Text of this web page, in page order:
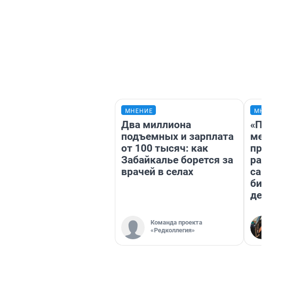
МНЕНИЕ
Два миллиона
подъемных и зарплата
от 100 тысяч: как
Забайкалье борется за
врачей в селах
Команда проекта
«Редколлегия»